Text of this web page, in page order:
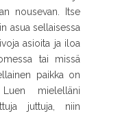
nousevan. Itse
asua sellaisessa
asioita ja iloa
tai missä
paikka on
mielelläni
juttuja, niin